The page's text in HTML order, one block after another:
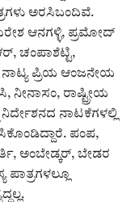
ಅರಸಿಬಂದಿವೆ.
ಆನಗಳ್ಳಿ, ಪ್ರಮೋದ್
ಚಂಪಾಶೆಟ್ಟಿ,
ನಾಟ್ಯ ಪ್ರಿಯ ಆಂಜನೇಯ
ನೀನಾಸಂ, ರಾಷ್ಟ್ರೀಯ
ನಾಟಕೆಗಳಲ್ಲಿ
ಪಂಪ,
ಅಂಬೇಡ್ಕರ್, ಬೇಡರ